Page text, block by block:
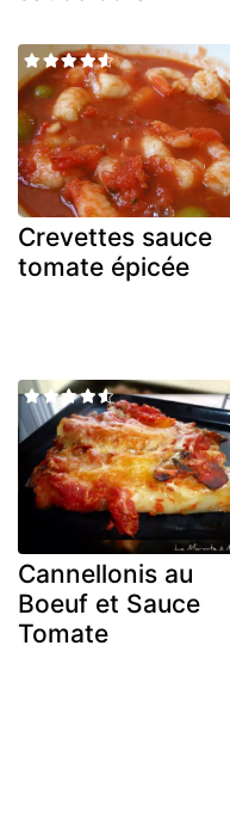
Crevettes sauce
tomate épicée
Cannellonis au
Boeuf et Sauce
Tomate